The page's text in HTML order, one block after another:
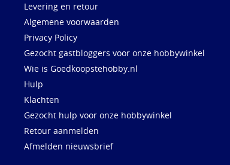
Levering en retour
Algemene voorwaarden
Privacy Policy
Gezocht gastbloggers voor onze hobbywinkel
Wie is Goedkoopstehobby.nl
Hulp
Klachten
Gezocht hulp voor onze hobbywinkel
Retour aanmelden
Afmelden nieuwsbrief